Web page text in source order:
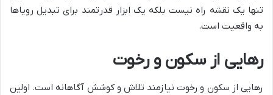
تنها یک نقشه راه نیست بلکه یک ابزار قدرتمند برای تبدیل رویاها
به واقعیت است.
رهایی از سکون و رخوت
رهایی از سکون و رخوت نیازمند تلاش و کوشش آگاهانه است. اولین